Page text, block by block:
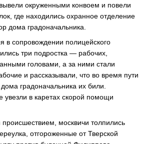
окруженными конвоем и повели
где находились охранное отделение
дома градоначальника.
в сопровождении полицейского
три подростка — рабочих,
головами, а за ними стали
и рассказывали, что во время пути
градоначальника их били.
увезли в каретах скорой помощи
москвичи толпились
отгороженные от Тверской